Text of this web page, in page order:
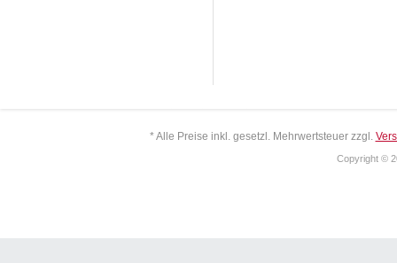
* Alle Preise inkl. gesetzl. Mehrwertsteuer zzgl.
Copyright ©